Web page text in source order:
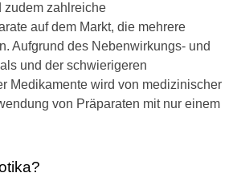
zudem zahlreiche
auf dem Markt, die mehrere
Aufgrund des Nebenwirkungs- und
und der schwierigeren
Medikamente wird von medizinischer
von Präparaten mit nur einem